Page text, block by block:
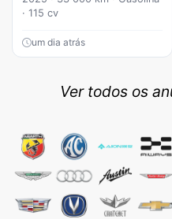
· 115 cv
um dia atrás
Ver todos os